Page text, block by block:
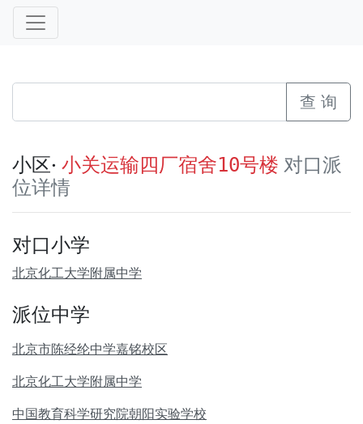
查 询
小区· 小关运输四厂宿舍10号楼 对口派
位详情
对口小学
北京化工大学附属中学
派位中学
北京市陈经纶中学嘉铭校区
北京化工大学附属中学
中国教育科学研究院朝阳实验学校